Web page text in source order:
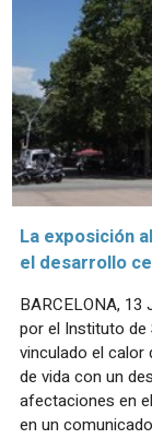
La exposición
el desarrollo
BARCELONA, 13
por el Instituto de
vinculado el
de vida con un
afectaciones en
en un